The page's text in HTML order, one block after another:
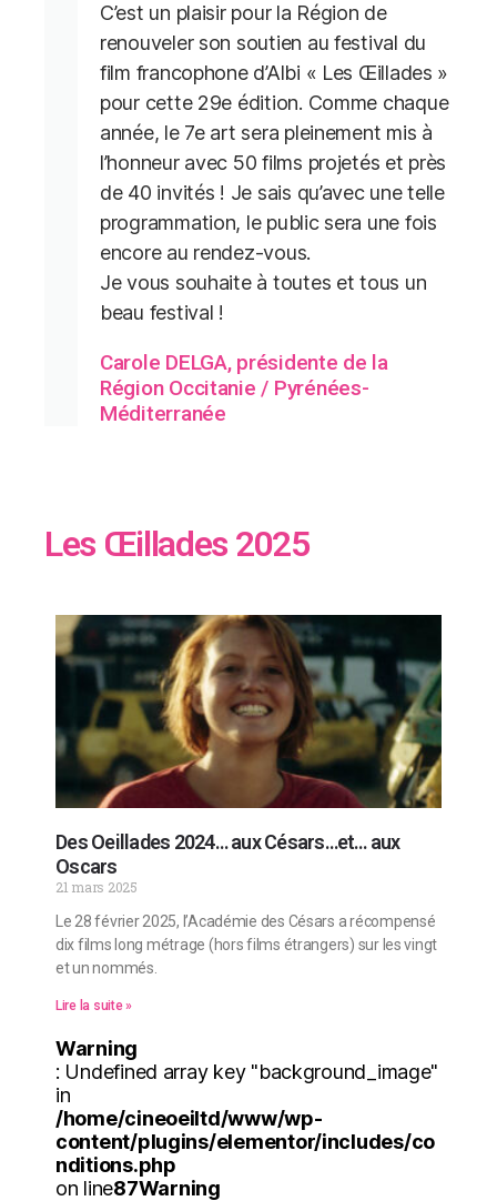
C’est un plaisir pour la Région de
renouveler son soutien au festival du
film francophone d’Albi « Les Œillades »
pour cette 29e édition. Comme chaque
année, le 7e art sera pleinement mis à
l’honneur avec 50 films projetés et près
de 40 invités ! Je sais qu’avec une telle
programmation, le public sera une fois
encore au rendez-vous.
Je vous souhaite à toutes et tous un
beau festival !
Carole DELGA, présidente de la
Région Occitanie / Pyrénées-
Méditerranée
Les Œillades 2025
Des Oeillades 2024… aux Césars…et… aux
Oscars
21 mars 2025
Le 28 février 2025, l’Académie des Césars a récompensé
dix films long métrage (hors films étrangers) sur les vingt
et un nommés.
Lire la suite »
Warning
: Undefined array key "background_image"
in
/home/cineoeiltd/www/wp-
content/plugins/elementor/includes/co
nditions.php
on line87Warning